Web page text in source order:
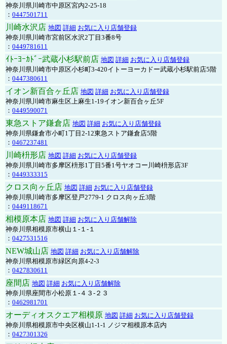
神奈川県川崎市中原区宮内2-25-18
： 0447501711
川崎水沢店 地図 詳細 お気に入り店舗登録
神奈川県川崎市宮前区水沢2丁目3番8号
： 0449781611
ｲﾄｰﾖｰｶﾄﾞｰ武蔵小杉駅前店 地図 詳細 お気に入り店舗登録
神奈川県川崎市中原区小杉町3-420イトーヨーカドー武蔵小杉駅前店5階
： 0447380611
イオン新百合ヶ丘店 地図 詳細 お気に入り店舗登録
神奈川県川崎市麻生区上麻生1-19イオン新百合ヶ丘5F
： 0449590071
東急ストア鎌倉店 地図 詳細 お気に入り店舗登録
神奈川県鎌倉市小町1丁目2-12東急ストア鎌倉店5階
： 0467237481
川崎枡形店 地図 詳細 お気に入り店舗登録
神奈川県川崎市多摩区枡形1丁目5番1号ヤオコー川崎枡形店3F
： 0449333315
クロス向ヶ丘店 地図 詳細 お気に入り店舗登録
神奈川県川崎市多摩区登戸2779-1 クロス向ヶ丘3階
： 0449118671
相模原本店 地図 詳細 お気に入り店舗解除
神奈川県相模原市横山１-１-１
： 0427531516
NEW城山店 地図 詳細 お気に入り店舗解除
神奈川県相模原市緑区向原4-2-3
： 0427830611
座間店 地図 詳細 お気に入り店舗解除
神奈川県座間市小松原１-４３-２３
： 0462981701
オーディオスクエア相模原 地図 詳細 お気に入り店舗登録
神奈川県相模原市中央区横山1-1-1 ノジマ相模原本店内
： 0427301326